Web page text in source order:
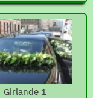
Girlande 1